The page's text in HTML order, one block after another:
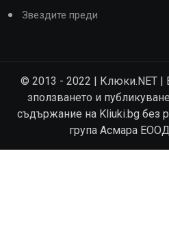
Звездите преди
© 2013 - 2022 | Клюки.NET |
зползването и
съдържание на Kliuki.bg без
група Асмара